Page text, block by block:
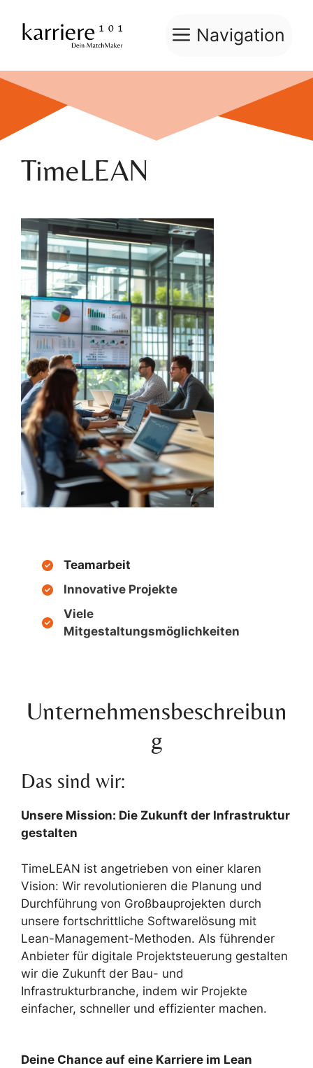
Inhalt
springen
Navigation
TimeLEAN
Teamarbeit
Innovative Projekte
Viele
Mitgestaltungsmöglichkeiten
Unternehmensbeschreibun
g
Das sind wir:
Unsere Mission: Die Zukunft der Infrastruktur
gestalten
TimeLEAN ist angetrieben von einer klaren
Vision: Wir revolutionieren die Planung und
Durchführung von Großbauprojekten durch
unsere fortschrittliche Softwarelösung mit
Lean-Management-Methoden. Als führender
Anbieter für digitale Projektsteuerung gestalten
wir die Zukunft der Bau- und
Infrastrukturbranche, indem wir Projekte
einfacher, schneller und effizienter machen.
Deine Chance auf eine Karriere im Lean